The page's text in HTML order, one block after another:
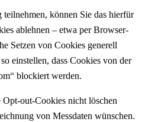
können Sie das hierfür
ablehnen – etwa per Browser-
Setzen von Cookies generell
einstellen, dass Cookies von der
blockiert werden.
Opt-out-Cookies nicht löschen
von Messdaten wünschen.